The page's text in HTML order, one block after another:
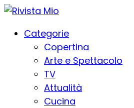
Categorie
Copertina
Arte e Spettacolo
TV
Attualità
Cucina